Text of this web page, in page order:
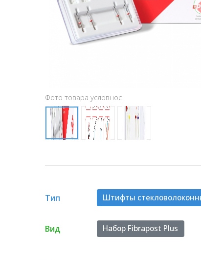
Фото товара условное
Тип Штифты
Вид Набор Fibrapost Plus